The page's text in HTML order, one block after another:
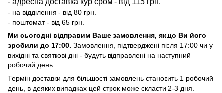
- адресна доставка курʼєром - від 115 грн.
- на відділення - від 80 грн.
- поштомат - від 65 грн.
Ми сьогодні відправим Ваше замовлення, якщо Ви його
зробили до 17:00. Замовлення, підтверджені після 17:00 чи у
вихідні та святкові дні - будуть відправлені на наступний
робочий день.
Термін доставки для більшості замовлень становить 1 робочий
день, в деяких випадках цей строк може скласти 2-3 дня.